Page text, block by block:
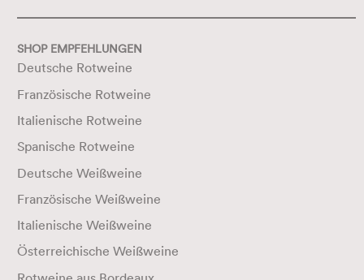
SHOP EMPFEHLUNGEN
Deutsche Rotweine
Französische Rotweine
Italienische Rotweine
Spanische Rotweine
Deutsche Weißweine
Französische Weißweine
Italienische Weißweine
Österreichische Weißweine